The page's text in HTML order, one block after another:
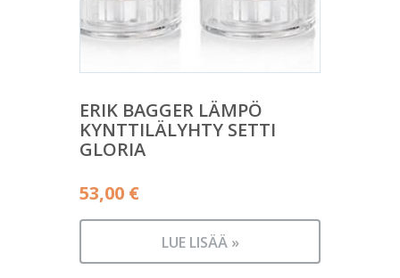
ERIK BAGGER LÄMPÖ
KYNTTILÄLYHTY SETTI
GLORIA
53,00 €
LUE LISÄÄ »